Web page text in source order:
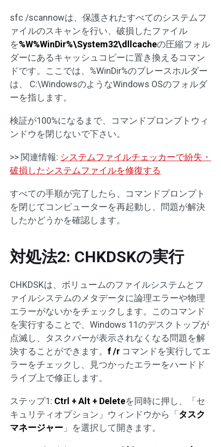
sfc /scannowは、保護されたすべてのシステムフ
ァイルのスキャンを行い、破損したファイル
を%W%WinDir%\System32\dllcacheの圧縮フォル
ダーにあるキャッシュコピーに置き換えるコマン
ドです。ここでは、%WinDir%のプレースホルダー
は、 C:\WindowsのようなWindows OSのフォルダ
ーを指します。
検証が100%になるまで、コマンドプロンプトウィ
ンドウを閉じないで下さい。
>> 関連情報: システムファイルチェッカーで紛失・
破損したシステムファイルを修復する
すべての手順が完了したら、コマンドプロンプト
を閉じてコンピューターを再起動し、問題が解決
したかどうかを確認します。
対処法2: CHKDSKの実行
CHKDSKは、ボリュームのファイルシステムとフ
ァイルシステムのメタデータに論理エラーや物理
エラーがないかをチェックします。このコマンド
を実行することで、Windows 11のデスクトップが
点滅し、タスクバーが表示されなくなる問題を解
決することができます。 f /r コマンドを実行してエ
ラーをチェックし、見つかったエラーをハードド
ライブ上で修正します。
ステップ1: Ctrl + Alt + Deleteを同時に押し、「セ
キュリティオプション」ウィンドウから「 タスク
マネージャー 」を選択して開きます。